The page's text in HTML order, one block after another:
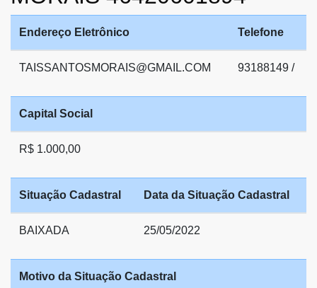
Endereço Eletrônico Telefone
TAISSANTOSMORAIS@GMAIL.COM 93188149 /
Capital Social
R$ 1.000,00
Situação Cadastral Data da Situação Cadastral
BAIXADA 25/05/2022
Motivo da Situação Cadastral